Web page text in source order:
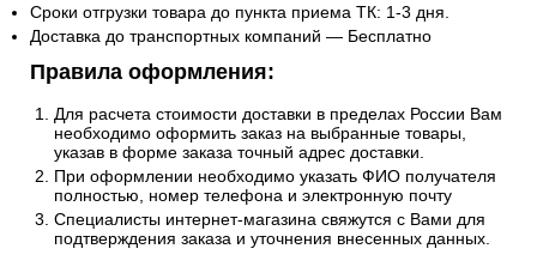
Сроки отгрузки товара до пункта приема ТК: 1-3 дня.
Доставка до транспортных компаний — Бесплатно
Правила оформления:
Для расчета стоимости доставки в пределах России Вам
необходимо оформить заказ на выбранные товары,
указав в форме заказа точный адрес доставки.
При оформлении необходимо указать ФИО получателя
полностью, номер телефона и электронную почту
Специалисты интернет-магазина свяжутся с Вами для
подтверждения заказа и уточнения внесенных данных.